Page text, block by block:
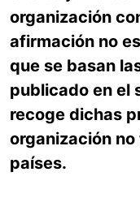
organización
afirmación no
que se basan
publicado en el
recoge dichas
organización
países.